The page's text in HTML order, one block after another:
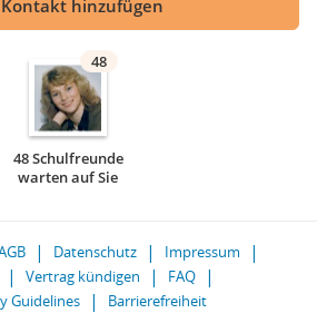
Kontakt hinzufügen
48
48 Schulfreunde
warten auf Sie
Datenschutz
Impressum
Vertrag kündigen
FAQ
Guidelines
Barrierefreiheit